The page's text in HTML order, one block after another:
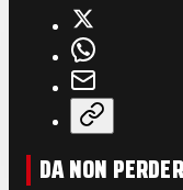
DA NON